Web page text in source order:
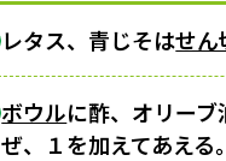
レタス、青じそはせん
ボウルに酢、オリー
ぜ、１を加えてあえる。